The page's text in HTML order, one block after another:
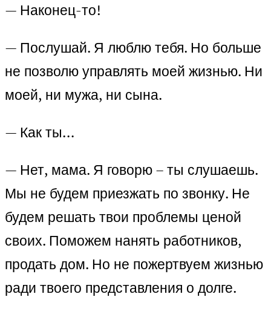
— Наконец-то!
— Послушай. Я люблю тебя. Но больше
не позволю управлять моей жизнью. Ни
моей, ни мужа, ни сына.
— Как ты…
— Нет, мама. Я говорю – ты слушаешь.
Мы не будем приезжать по звонку. Не
будем решать твои проблемы ценой
своих. Поможем нанять работников,
продать дом. Но не пожертвуем жизнью
ради твоего представления о долге.